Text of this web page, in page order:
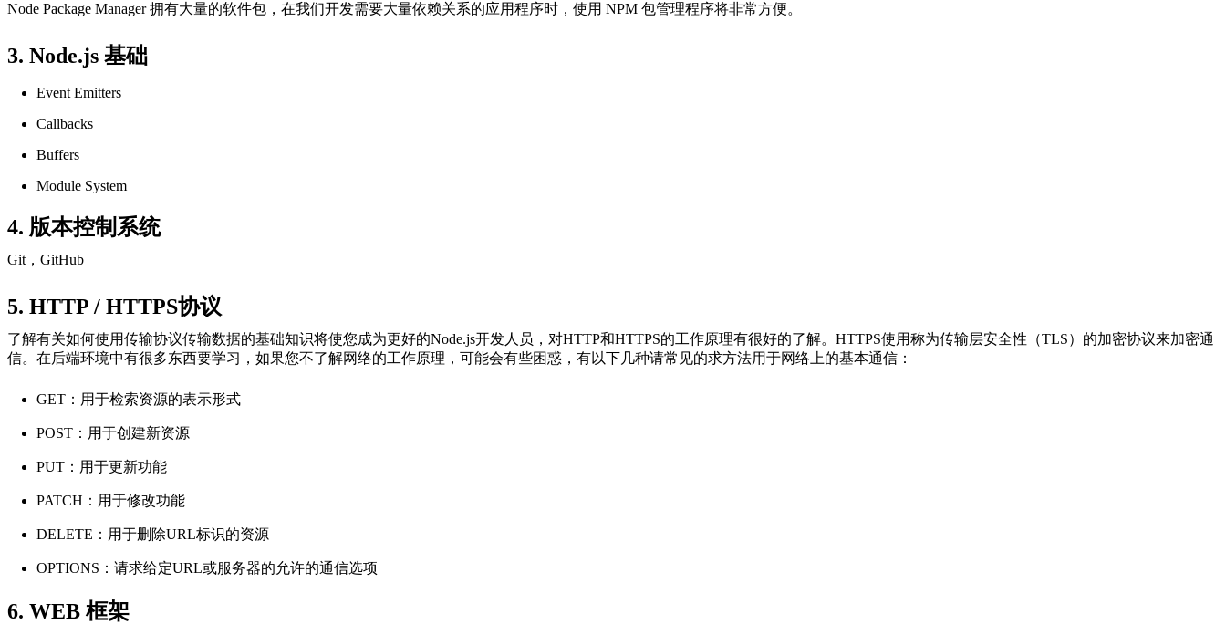
Node Package Manager 拥有大量的软件包，在我们开发需要大量依赖关系的应用程序时，使用 NPM 包管理程序将非常方便。
3. Node.js 基础
Event Emitters
Callbacks
Buffers
Module System
4. 版本控制系统
Git，GitHub
5. HTTP / HTTPS协议
了解有关如何使用传输协议传输数据的基础知识将使您成为更好的Node.js开发人员，对HTTP和HTTPS的工作原理有很好的了解。HTTPS使用称为传输层安全性（TLS）的加密协议来加密通
信。在后端环境中有很多东西要学习，如果您不了解网络的工作原理，可能会有些困惑，有以下几种请常见的求方法用于网络上的基本通信：
GET：用于检索资源的表示形式
POST：用于创建新资源
PUT：用于更新功能
PATCH：用于修改功能
DELETE：用于删除URL标识的资源
OPTIONS：请求给定URL或服务器的允许的通信选项
6. WEB 框架